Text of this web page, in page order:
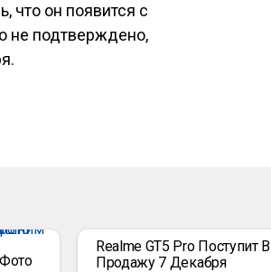
что он появится с
не подтверждено,
Realme GT5 Pro Поступит В
Продажу 7 Декабря